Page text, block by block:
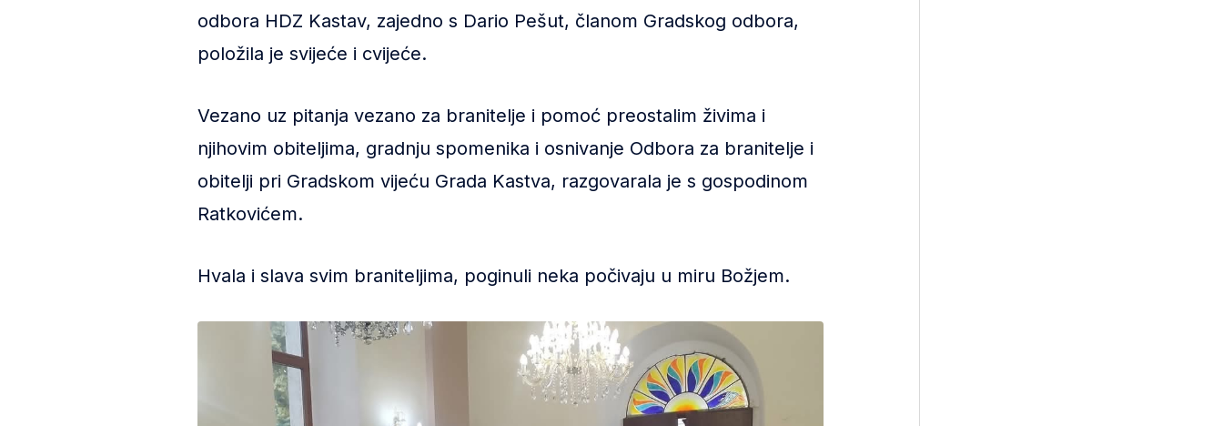
odbora HDZ Kastav, zajedno s Dario Pešut, članom Gradskog odbora,
položila je svijeće i cvijeće.
Vezano uz pitanja vezano za branitelje i pomoć preostalim živima i
njihovim obiteljima, gradnju spomenika i osnivanje Odbora za branitelje i
obitelji pri Gradskom vijeću Grada Kastva, razgovarala je s gospodinom
Ratkovićem.
Hvala i slava svim braniteljima, poginuli neka počivaju u miru Božjem.